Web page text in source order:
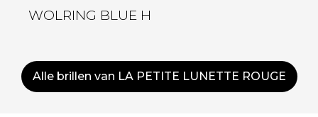
WOLRING BLUE H
Alle brillen van LA PETITE LUNETTE ROUGE